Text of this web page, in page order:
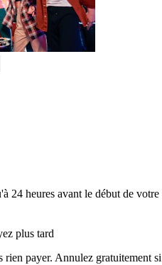
24 heures avant le début de votre
plus tard
rien payer. Annulez gratuitement